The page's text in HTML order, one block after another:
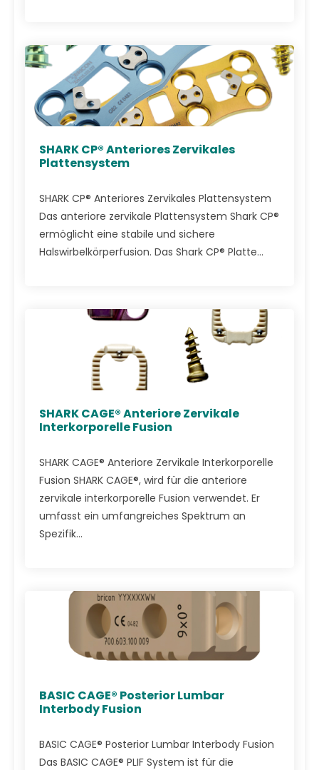
SHARK CP® Anteriores Zervikales
Plattensystem
SHARK CP® Anteriores Zervikales Plattensystem
Das anteriore zervikale Plattensystem Shark CP®
ermöglicht eine stabile und sichere
Halswirbelkörperfusion. Das Shark CP® Platte...
SHARK CAGE® Anteriore Zervikale
Interkorporelle Fusion
SHARK CAGE® Anteriore Zervikale Interkorporelle
Fusion SHARK CAGE®, wird für die anteriore
zervikale interkorporelle Fusion verwendet. Er
umfasst ein umfangreiches Spektrum an
Spezifik...
BASIC CAGE® Posterior Lumbar
Interbody Fusion
BASIC CAGE® Posterior Lumbar Interbody Fusion
Das BASIC CAGE® PLIF System ist für die